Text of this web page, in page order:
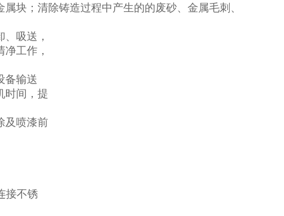
块；清除铸造过程中产生的的废砂、金属毛刺、
吸送，
工作，
备输送
时间，提
及喷漆前
接不锈